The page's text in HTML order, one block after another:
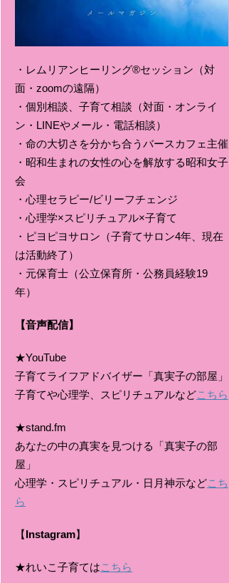
・レムリアンヒーリング®セッション（対
面・zoomの遠隔）
・個別相談、子育て相談（対面・オンライ
ン・LINEやメール・電話相談）
・命の大切さを分かち合うバースカフェ主催
・昭和生まれの女性の心を解放する昭和女子
会
・心理セラピー/ビリーフチェンジ
・心理学×スピリチュアル×子育て
・ピヨピヨサロン（子育てサロン4年、現在
は活動終了）
・元保育士（公立保育所・公務員経験19
年）
【音声配信】
★YouTube
子育てライフアドバイザー「真実子の部屋」
子育てや心理学、スピリチュアルなどこちら
★stand.fm
あなたの中の真実を見つける「真実子の部
屋」
心理学・スピリチュアル・日月神示などこち
ら
【Instagram】
★れいこ子育てはこちら